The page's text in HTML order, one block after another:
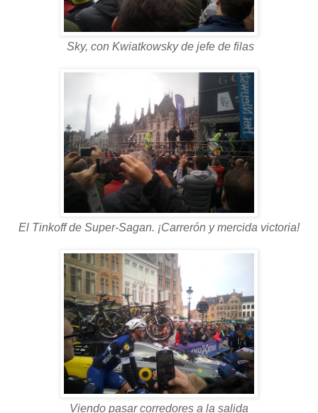
Sky, con Kwiatkowsky de jefe de filas
El Tinkoff de Super-Sagan. ¡Carrerón y mercida victoria!
Viendo pasar corredores a la salida